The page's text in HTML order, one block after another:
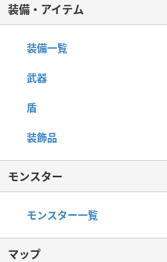
装備・アイテム
装備一覧
武器
盾
装飾品
モンスター
モンスター一覧
マップ